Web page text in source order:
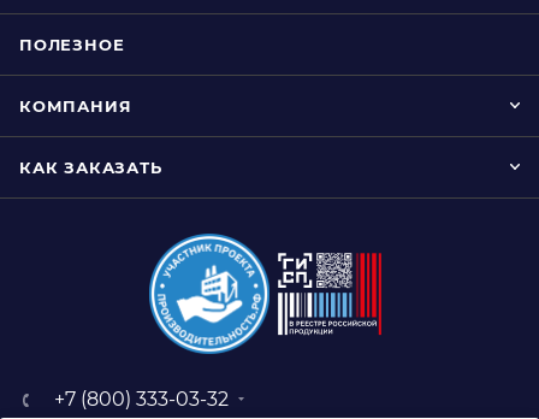
ПОЛЕЗНОЕ
КОМПАНИЯ
КАК ЗАКАЗАТЬ
+7 (800) 333-03-32